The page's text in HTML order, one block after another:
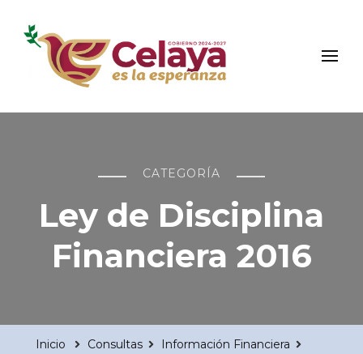
Municipio de Celaya
Portal Oficial del Municipio de Celaya
CATEGORÍA
Ley de Disciplina
Financiera 2016
Inicio Consultas
Información Financiera